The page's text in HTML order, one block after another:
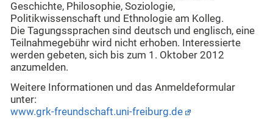
Geschichte, Philosophie, Soziologie,
Politikwissenschaft und Ethnologie am Kolleg.
Die Tagungssprachen sind deutsch und englisch, eine
Teilnahmegebühr wird nicht erhoben. Interessierte
werden gebeten, sich bis zum 1. Oktober 2012
anzumelden.
Weitere Informationen und das Anmeldeformular
unter:
www.grk-freundschaft.uni-freiburg.de